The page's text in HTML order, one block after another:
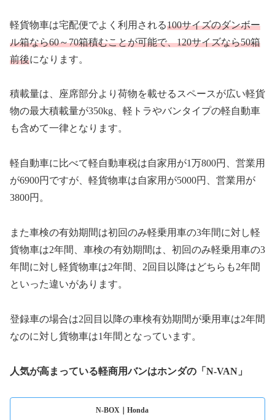
軽貨物車は宅配便でよく利用される100サイズのダンボー
ル箱なら60～70箱積むことが可能で、120サイズなら50箱
前後になります。
積載量は、座席部分より荷物を載せるスペースが広い軽貨
物の最大積載量が350kg、軽トラやバンタイプの軽自動車
も含めて一律となります。
軽自動車に比べて軽自動車税は自家用が1万800円、営業用
が6900円ですが、軽貨物車は自家用が5000円、営業用が
3800円。
また車検の有効期間は初回のみ軽乗用車の3年間に対し軽
貨物車は2年間、車検の有効期間は、初回のみ軽乗用車の3
年間に対し軽貨物車は2年間、2回目以降はどちらも2年間
といった違いがあります。
登録車の場合は2回目以降の車検有効期間が乗用車は2年間
なのに対し貨物車は1年間となっています。
人気が高まっている軽商用バンはホンダの「N-VAN」
N-BOX｜Honda